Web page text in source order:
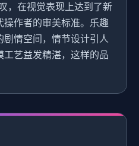
，在视觉表现上达到了新
作者的审美标准。乐趣
情空间，情节设计引人
艺益发精湛，这样的品